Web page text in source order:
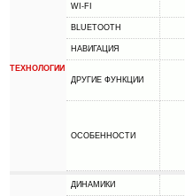
ТЕХНОЛОГИИ
WI-FI
BLUETOOTH
НАВИГАЦИЯ
ДРУГИЕ ФУНКЦИИ
ОСОБЕННОСТИ
ДИНАМИКИ